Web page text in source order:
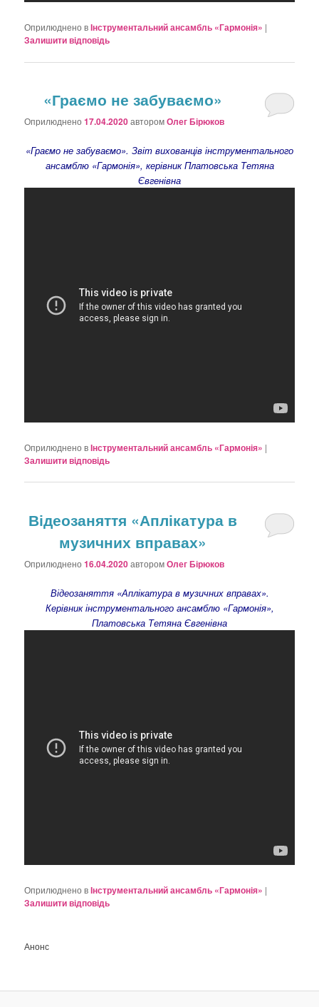
Оприлюднено вІнструментальний ансамбль «Гармонія» |
Залишити відповідь
«Граємо не забуваємо»
Оприлюднено17.04.2020авторомОлег Бірюков
«Граємо не забуваємо». Звіт вихованців інструментального
ансамблю «Гармонія», керівник Платовська Тетяна
Євгенівна
Оприлюднено вІнструментальний ансамбль «Гармонія» |
Залишити відповідь
Відеозаняття «Аплікатура в
музичних вправах»
Оприлюднено16.04.2020авторомОлег Бірюков
Відеозаняття «Аплікатура в музичних вправах».
Керівник інструментального ансамблю «Гармонія»,
Платовська Тетяна Євгенівна
Оприлюднено вІнструментальний ансамбль «Гармонія» |
Залишити відповідь
Анонс